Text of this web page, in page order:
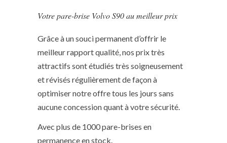
Votre pare-brise Volvo S90 au meilleur prix
Grâce à un souci permanent d’offrir le
meilleur rapport qualité, nos prix très
attractifs sont étudiés très soigneusement
et révisés régulièrement de façon à
optimiser notre offre tous les jours sans
aucune concession quant à votre sécurité.
Avec plus de 1000 pare-brises en
permanence en stock.